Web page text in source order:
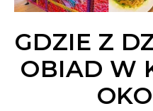
GDZIE Z
OBIAD W